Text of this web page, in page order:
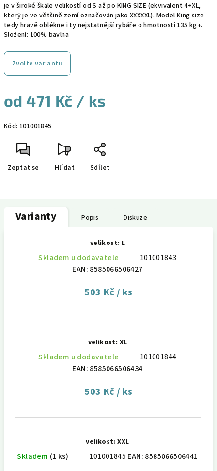
je v široké škále velikostí od S až po KING SIZE (ekvivalent 4+XL,
který je ve většině zemí označován jako XXXXXL). Model King size
tedy hravě oblékne i ty nejstatnější rybáře o hmotnosti 135 kg+.
Složení: 100% bavlna
Zvolte variantu
od471 Kč / ks
cena:
Kód: 101001845
Zeptat se Hlídat Sdílet
Varianty Popis Diskuze
velikost: L
Skladem u dodavatele
101001843
EAN: 8585066506427
503 Kč/ ks
velikost: XL
Skladem u dodavatele
101001844
EAN: 8585066506434
503 Kč/ ks
velikost: XXL
Skladem (1 ks) 101001845 EAN: 8585066506441